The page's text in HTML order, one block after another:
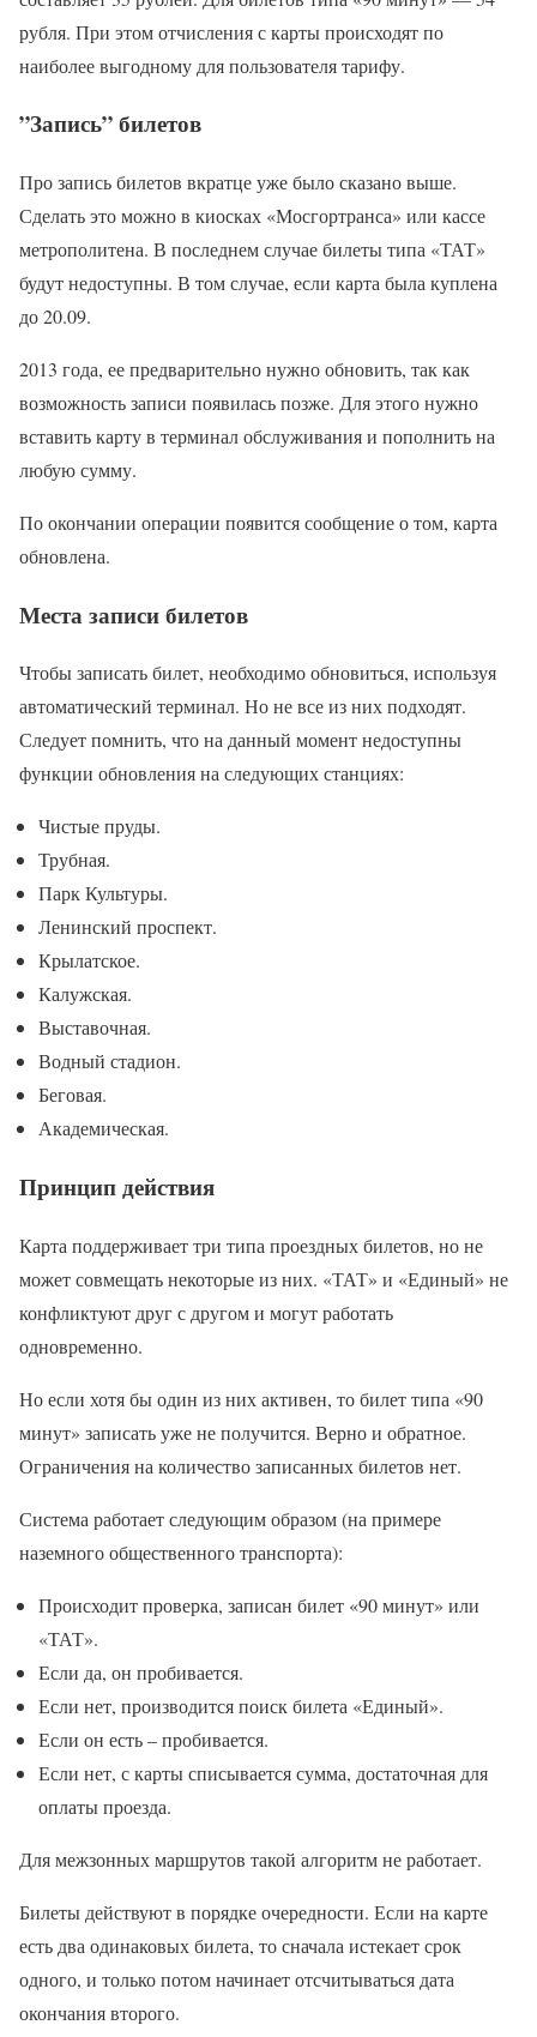
рубля. При этом отчисления с карты происходят по
наиболее выгодному для пользователя тарифу.
”Запись” билетов
Про запись билетов вкратце уже было сказано выше.
Сделать это можно в киосках «Мосгортранса» или кассе
метрополитена. В последнем случае билеты типа «ТАТ»
будут недоступны. В том случае, если карта была куплена
до 20.09.
2013 года, ее предварительно нужно обновить, так как
возможность записи появилась позже. Для этого нужно
вставить карту в терминал обслуживания и пополнить на
любую сумму.
По окончании операции появится сообщение о том, карта
обновлена.
Места записи билетов
Чтобы записать билет, необходимо обновиться, используя
автоматический терминал. Но не все из них подходят.
Следует помнить, что на данный момент недоступны
функции обновления на следующих станциях:
Чистые пруды.
Трубная.
Парк Культуры.
Ленинский проспект.
Крылатское.
Калужская.
Выставочная.
Водный стадион.
Беговая.
Академическая.
Принцип действия
Карта поддерживает три типа проездных билетов, но не
может совмещать некоторые из них. «ТАТ» и «Единый» не
конфликтуют друг с другом и могут работать
одновременно.
Но если хотя бы один из них активен, то билет типа «90
минут» записать уже не получится. Верно и обратное.
Ограничения на количество записанных билетов нет.
Система работает следующим образом (на примере
наземного общественного транспорта):
Происходит проверка, записан билет «90 минут» или
«ТАТ».
Если да, он пробивается.
Если нет, производится поиск билета «Единый».
Если он есть – пробивается.
Если нет, с карты списывается сумма, достаточная для
оплаты проезда.
Для межзонных маршрутов такой алгоритм не работает.
Билеты действуют в порядке очередности. Если на карте
есть два одинаковых билета, то сначала истекает срок
одного, и только потом начинает отсчитываться дата
окончания второго.